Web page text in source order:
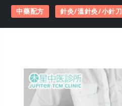
中藥配方 針灸/溫針灸/小針刀